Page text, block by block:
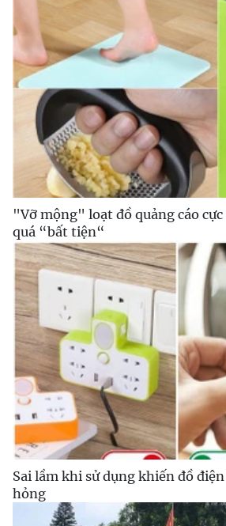
"Vỡ mộng" loạt đồ quảng cáo
quá “bất tiện“
Sai lầm khi sử dụng khiến đồ
hỏng